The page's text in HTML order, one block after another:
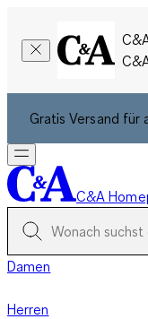
Gratis Versand für
C&A
Damen
Herren